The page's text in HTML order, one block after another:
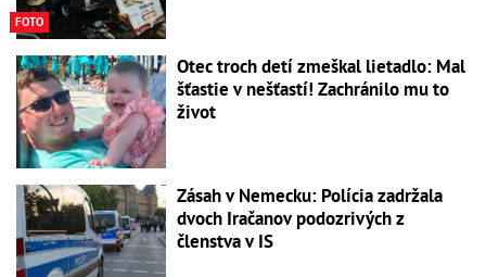
FOTO
Otec troch detí zmeškal lietadlo: Mal
šťastie v nešťastí! Zachránilo mu to
život
Zásah v Nemecku: Polícia zadržala
dvoch Iračanov podozrivých z
členstva v IS